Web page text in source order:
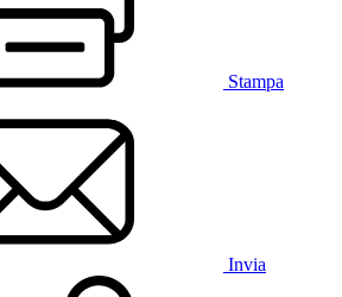
Stampa
Invia